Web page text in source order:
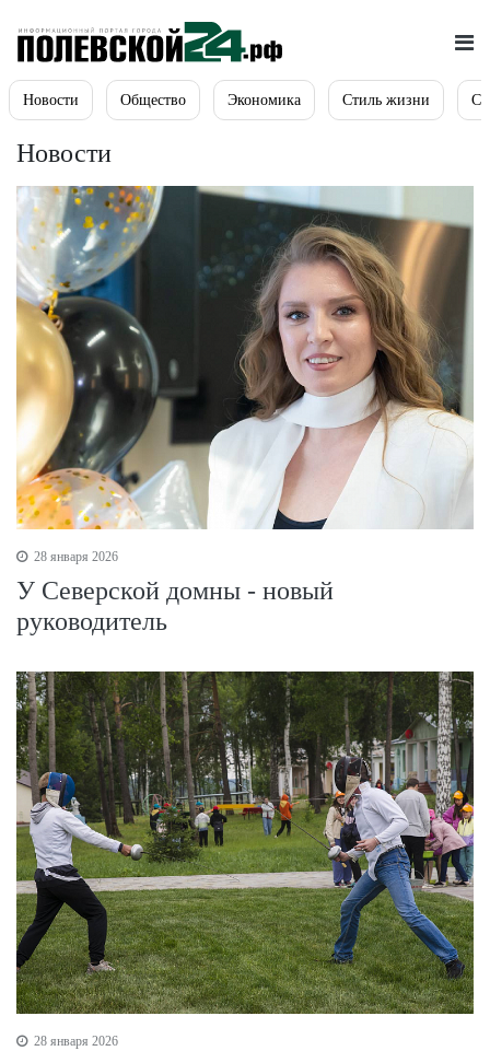
Новости Общество Экономика Стиль жизни
Новости
28 января 2026
У Северской домны - новый
руководитель
28 января 2026